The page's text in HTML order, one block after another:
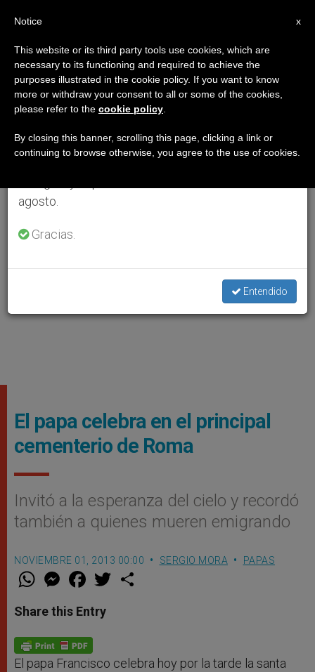
El papa celebra en el principal
cementerio de Roma
Invitó a la esperanza del cielo y recordó
también a quienes mueren emigrando
NOVIEMBRE 01, 2013 00:00 SERGIO MORA PAPAS
W
t
s
p
p
M
e
s
e
g
e
r
F
a
e
b
o
k
w
Share this Entry
El papa Francisco celebra hoy por la tarde la santa
×
Aviso importante
Del 27 de julio al 7 de agosto haremos la pausa
anual, aprovechando que en el periodo de verano
se generan menos informaciones y también el
agosto.
Gracias.
Entendido
x
Notice
This website or its third party tools use cookies, which are
necessary to its functioning and required to achieve the
purposes illustrated in the cookie policy. If you want to know
more or withdraw your consent to all or some of the cookies,
please refer to the cookie policy
By closing this banner, scrolling this page, clicking a link or
continuing to browse otherwise, you agree to the use of cookies.